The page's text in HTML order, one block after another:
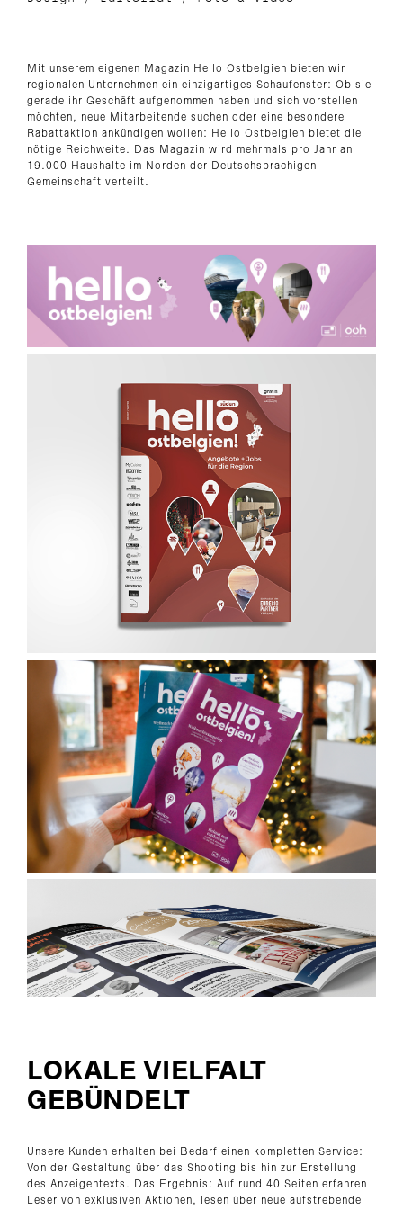
Mit unserem eigenen Magazin Hello Ostbelgien bieten wir
regionalen Unternehmen ein einzigartiges Schaufenster: Ob sie
gerade ihr Geschäft aufgenommen haben und sich vorstellen
möchten, neue Mitarbeitende suchen oder eine besondere
Rabattaktion ankündigen wollen: Hello Ostbelgien bietet die
nötige Reichweite. Das Magazin wird mehrmals pro Jahr an
19.000 Haushalte im Norden der Deutschsprachigen
Gemeinschaft verteilt.
LOKALE VIELFALT
GEBÜNDELT
Unsere Kunden erhalten bei Bedarf einen kompletten Service:
Von der Gestaltung über das Shooting bis hin zur Erstellung
des Anzeigentexts. Das Ergebnis: Auf rund 40 Seiten erfahren
Leser von exklusiven Aktionen, lesen über neue aufstrebende